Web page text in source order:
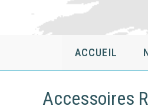
ACCUEIL
Accessoires